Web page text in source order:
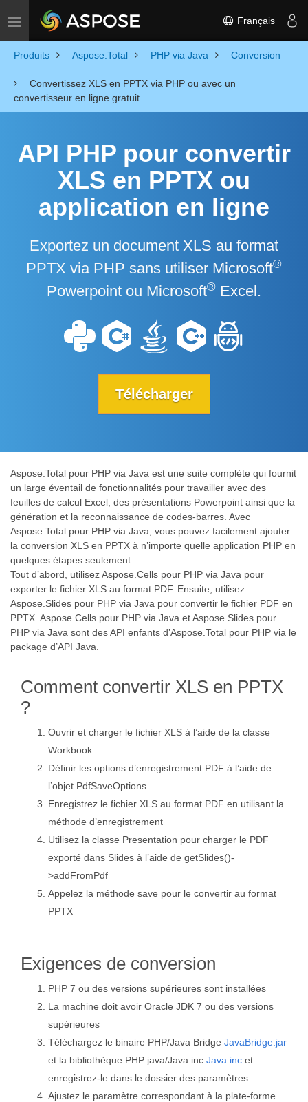
Toggle navigation Français
Produits Aspose.Total PHP via Java Conversion
Convertissez XLS en PPTX via PHP ou avec un
convertisseur en ligne gratuit
API PHP pour convertir
XLS en PPTX ou
application en ligne
Exportez un document XLS au format
PPTX via PHP sans utiliser Microsoft®
Powerpoint ou Microsoft® Excel.
Télécharger
Aspose.Total pour PHP via Java est une suite complète qui fournit
un large éventail de fonctionnalités pour travailler avec des
feuilles de calcul Excel, des présentations Powerpoint ainsi que la
génération et la reconnaissance de codes-barres. Avec
Aspose.Total pour PHP via Java, vous pouvez facilement ajouter
la conversion XLS en PPTX à n’importe quelle application PHP en
quelques étapes seulement.
Tout d’abord, utilisez Aspose.Cells pour PHP via Java pour
exporter le fichier XLS au format PDF. Ensuite, utilisez
Aspose.Slides pour PHP via Java pour convertir le fichier PDF en
PPTX. Aspose.Cells pour PHP via Java et Aspose.Slides pour
PHP via Java sont des API enfants d’Aspose.Total pour PHP via le
package d’API Java.
Comment convertir XLS en PPTX
?
Ouvrir et charger le fichier XLS à l’aide de la classe
Workbook
Définir les options d’enregistrement PDF à l’aide de
l’objet PdfSaveOptions
Enregistrez le fichier XLS au format PDF en utilisant la
méthode d’enregistrement
Utilisez la classe Presentation pour charger le PDF
exporté dans Slides à l’aide de getSlides()-
>addFromPdf
Appelez la méthode save pour le convertir au format
PPTX
Exigences de conversion
PHP 7 ou des versions supérieures sont installées
La machine doit avoir Oracle JDK 7 ou des versions
supérieures
Téléchargez le binaire PHP/Java Bridge JavaBridge.jar
et la bibliothèque PHP java/Java.inc Java.inc et
enregistrez-le dans le dossier des paramètres
Ajustez le paramètre correspondant à la plate-forme